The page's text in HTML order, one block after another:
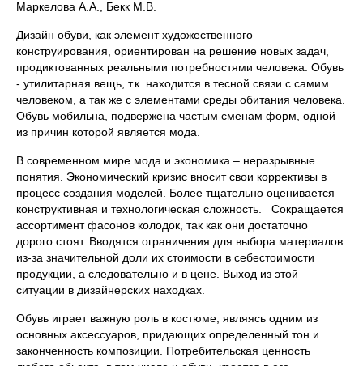
Маркелова А.А., Бекк М.В.
Дизайн обуви, как элемент художественного
конструирования, ориентирован на решение новых задач,
продиктованных реальными потребностями человека. Обувь
- утилитарная вещь, т.к. находится в тесной связи с самим
человеком, а так же с элементами среды обитания человека.
Обувь мобильна, подвержена частым сменам форм, одной
из причин которой является мода.
В современном мире мода и экономика – неразрывные
понятия. Экономический кризис вносит свои коррективы в
процесс создания моделей. Более тщательно оценивается
конструктивная и технологическая сложность. Сокращается
ассортимент фасонов колодок, так как они достаточно
дорого стоят. Вводятся ограничения для выбора материалов
из-за значительной доли их стоимости в себестоимости
продукции, а следовательно и в цене. Выход из этой
ситуации в дизайнерских находках.
Обувь играет важную роль в костюме, являясь одним из
основных аксессуаров, придающих определенный тон и
законченность композиции. Потребительская ценность